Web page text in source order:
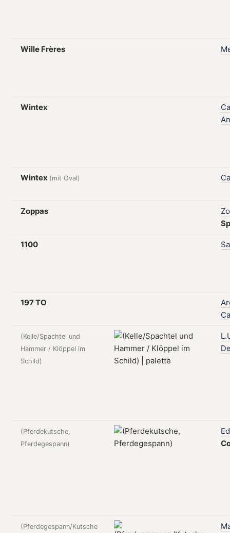
Wille Frères
Wintex
Wintex (mit Oval)
Zoppas
1100
197 TO
(Kelle/Spachtel und
Hammer / Klöppel im
Schild)
(Pferdekutsche,
Pferdegespann)
(Pferdegespann/Kutsche